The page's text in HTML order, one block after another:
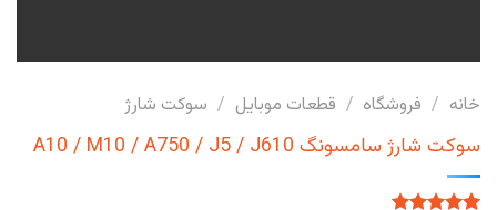
خانه / فروشگاه / قطعات موبایل / سوکت شارژ
سوکت شارژ سامسونگ A10 / M10 / A750 / J5 / J610